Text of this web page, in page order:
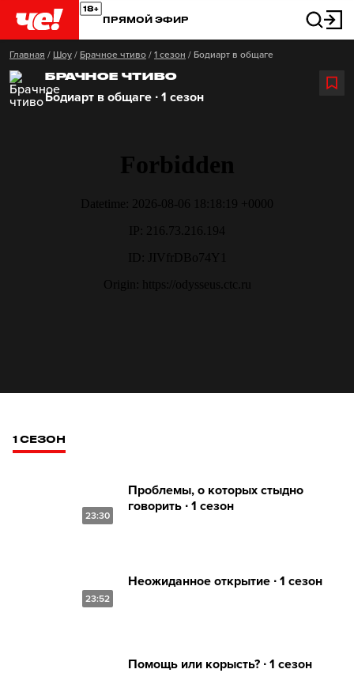
ПРЯМОЙ ЭФИР
Главная / Шоу / Брачное чтиво / 1 сезон / Бодиарт в общаге
БРАЧНОЕ ЧТИВО
Бодиарт в общаге ∙ 1 сезон
1 СЕЗОН
23:30
Проблемы, о которых стыдно
говорить ∙ 1 сезон
23:52
Неожиданное открытие ∙ 1 сезон
Помощь или корысть? ∙ 1 сезон